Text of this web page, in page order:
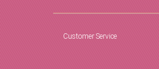
Customer Service